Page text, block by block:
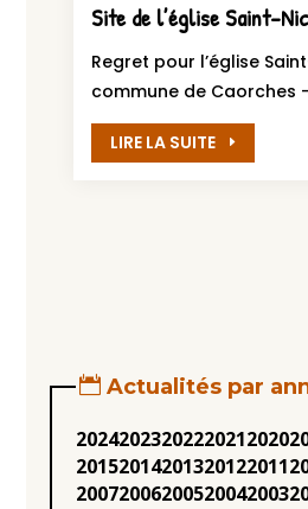
Regret pour l’église
commune de Caorches -
LIRE LA SUITE
Actualités par
20242023202220212020
20152014201320122011
20072006200520042003